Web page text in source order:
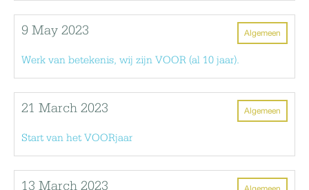
Algemeen
9 May 2023
Werk van betekenis, wij zijn VOOR (al 10 jaar).
Algemeen
21 March 2023
Start van het VOORjaar
13 March 2023